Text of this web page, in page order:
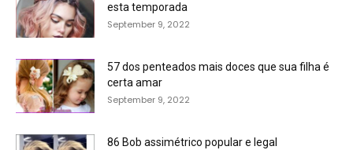
esta temporada
September 9, 2022
57 dos penteados mais doces que sua filha é
certa amar
September 9, 2022
86 Bob assimétrico popular e legal